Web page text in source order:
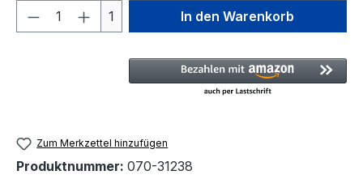
Produkt Anzahl: Gib den
1 In den Warenkorb
Zum Merkzettel hinzufügen
Produktnummer: 070-31238